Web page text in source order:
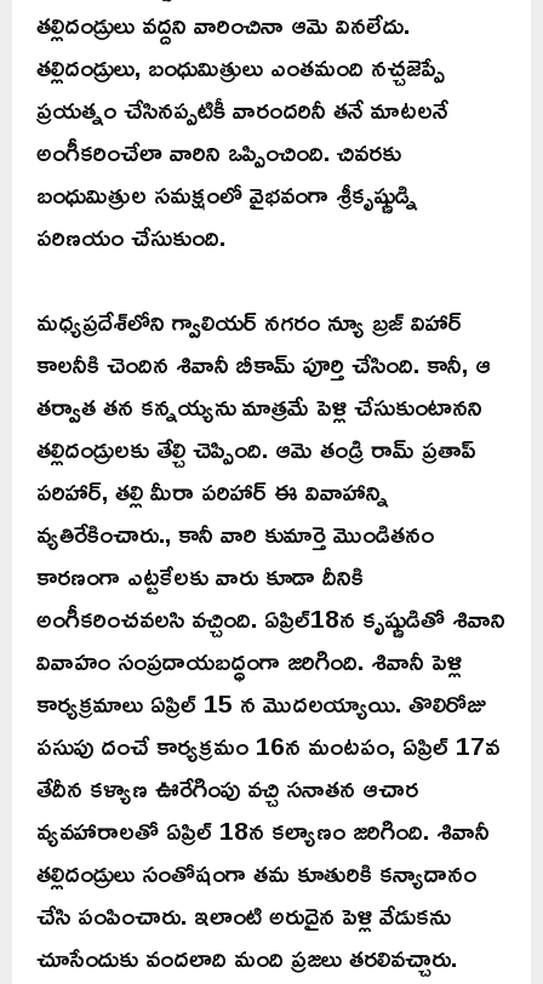
తల్లిదండ్రులు వద్దని వారించినా ఆమె వినలేదు.
తల్లిదండ్రులు, బంధుమిత్రులు ఎంతమంది నచ్చజెప్పే
ప్రయత్నం చేసినప్పటికీ వారందరినీ తనే మాటలనే
అంగీకరించేలా వారిని ఒప్పించింది. చివరకు
బంధుమిత్రుల సమక్షంలో వైభవంగా శ్రీకృష్ణుడ్ని
పరిణయం చేసుకుంది.
మధ్యప్రదేశ్‌లోని గ్వాలియర్‌ నగరం న్యూ బ్రజ్‌ విహార్‌
కాలనీకి చెందిన శివానీ బీకామ్ పూర్తి చేసింది. కానీ, ఆ
తర్వాత తన కన్నయ్యను మాత్రమే పెళ్లి చేసుకుంటానని
తల్లిదండ్రులకు తేల్చి చెప్పింది. ఆమె తండ్రి రామ్ ప్రతాప్
పరిహార్, తల్లి మీరా పరిహార్ ఈ వివాహాన్ని
వ్యతిరేకించారు., కానీ వారి కుమార్తె మొండితనం
కారణంగా ఎట్టకేలకు వారు కూడా దీనికి
అంగీకరించవలసి వచ్చింది. ఏప్రిల్18న కృష్ణుడితో శివాని
వివాహం సంప్రదాయబద్ధంగా జరిగింది. శివానీ పెళ్లి
కార్యక్రమాలు ఏప్రిల్ 15 న మొదలయ్యాయి. తొలిరోజు
పసుపు దంచే కార్యక్రమం 16న మంటపం, ఏప్రిల్ 17వ
తేదీన కళ్యాణ ఊరేగింపు వచ్చి సనాతన ఆచార
వ్యవహారాలతో ఏప్రిల్‌ 18న కల్యాణం జరిగింది. శివానీ
తల్లిదండ్రులు సంతోషంగా తమ కూతురికి కన్యాదానం
చేసి పంపించారు. ఇలాంటి అరుదైన పెళ్లి వేడుకను
చూసేందుకు వందలాది మంది ప్రజలు తరలివచ్చారు.